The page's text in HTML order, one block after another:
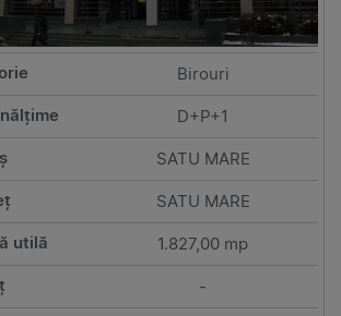
Birouri
D+P+1
SATU MARE
SATU MARE
1.827,00 mp
-